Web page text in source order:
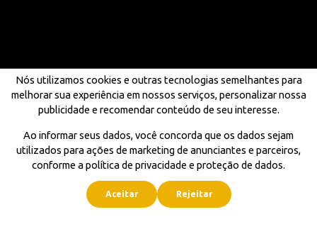
Nós utilizamos cookies e outras tecnologias semelhantes para
melhorar sua experiência em nossos serviços, personalizar nossa
publicidade e recomendar conteúdo de seu interesse.
Ao informar seus dados, você concorda que os dados sejam
utilizados para ações de marketing de anunciantes e parceiros,
conforme a política de privacidade e proteção de dados.
Aceitar Rejeitar